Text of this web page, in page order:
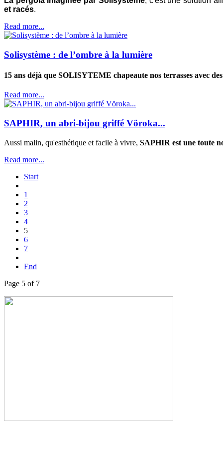
et racés.
Read more...
Solisystème : de l’ombre à la lumière
15 ans déjà que SOLISYTEME chapeaute nos terrasses avec
Read more...
SAPHIR, un abri-bijou griffé Vöroka...
Aussi malin, qu'esthétique et facile à vivre, SAPHIR est une toute
Read more...
Start
1
2
3
4
5
6
7
End
Page 5 of 7